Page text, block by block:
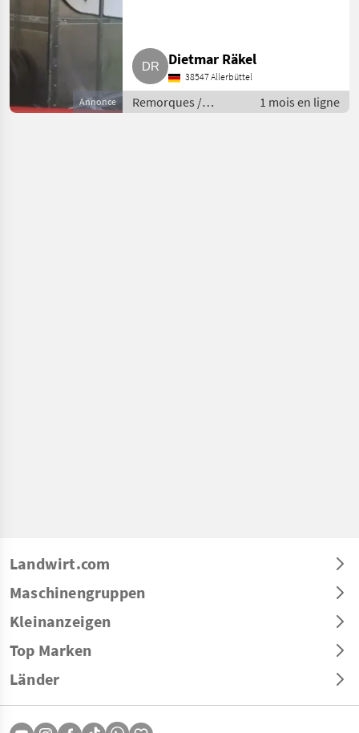
Annonce
Dietmar Räkel
38547 Allerbüttel
Remorques /
Remorques de
1 mois en ligne
Landwirt.com
Maschinengruppen
Kleinanzeigen
Top Marken
Länder